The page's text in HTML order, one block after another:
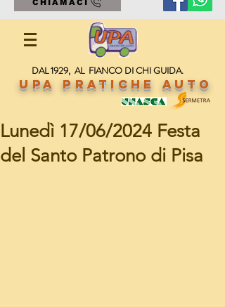
CHIAMACI
DAL 1929, AL FIANCO DI CHI GUIDA.
UPA Pratiche Auto
Lunedì 17/06/2024 Festa
del Santo Patrono di Pisa